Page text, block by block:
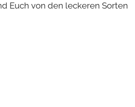
Euch von den leckeren Sorten